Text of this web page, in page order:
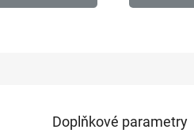
Doplňkové parametry